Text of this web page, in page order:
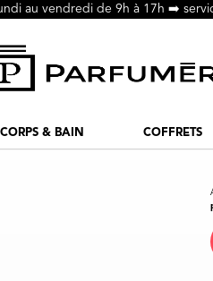
au vendredi de 9h à 17h ➡️
CORPS & BAIN COFFRETS